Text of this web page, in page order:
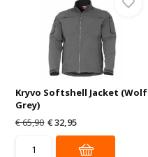
Kryvo Softshell Jacket (Wolf
Grey)
€ 65,90 € 32,95